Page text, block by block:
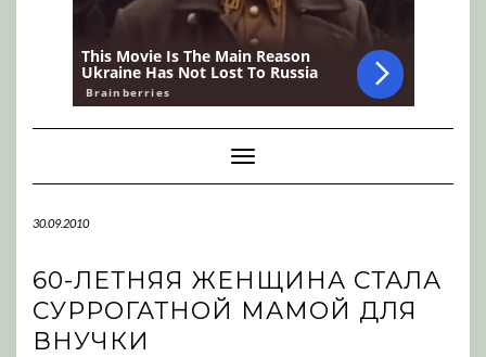
Toggle
Navigation
30.09.2010
60-ЛЕТНЯЯ ЖЕНЩИНА СТАЛА
СУРРОГАТНОЙ МАМОЙ ДЛЯ
ВНУЧКИ